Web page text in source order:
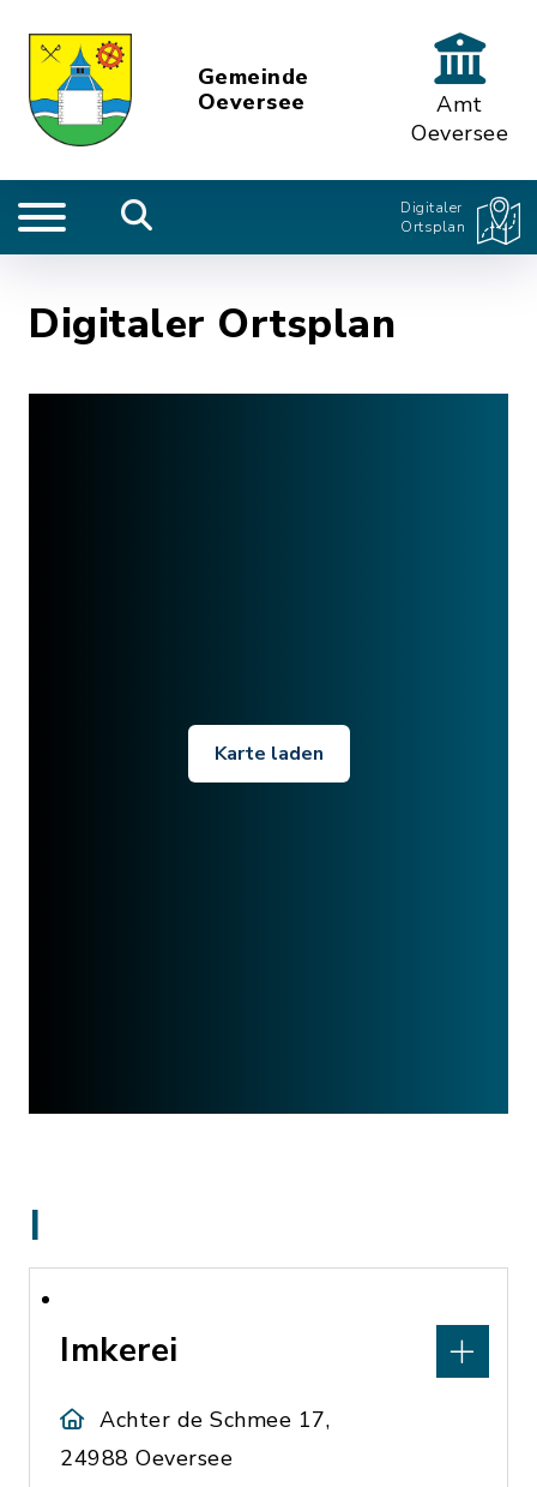
Gemeinde
Oeversee
Amt
Oeversee
Digitaler
Ortsplan
Digitaler Ortsplan
Karte laden
I
Imkerei
Achter de Schmee 17,
24988 Oeversee